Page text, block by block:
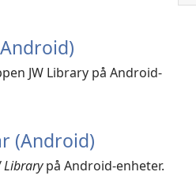
JW Library på Android-
(Android)
Librarypå Android-enheter.